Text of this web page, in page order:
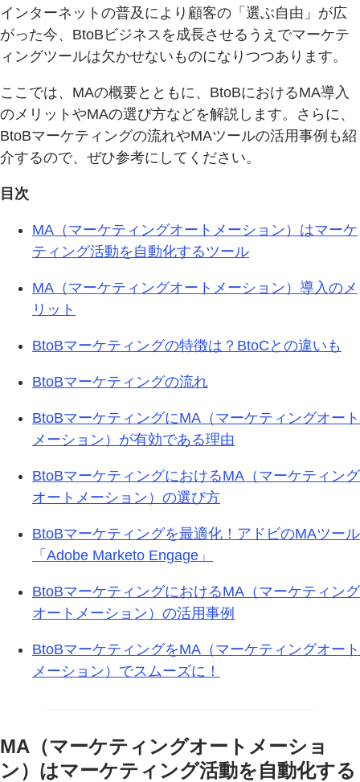
インターネットの普及により顧客の「選ぶ自由」が広
がった今、BtoBビジネスを成長させるうえでマーケテ
ィングツールは欠かせないものになりつつあります。
ここでは、MAの概要とともに、BtoBにおけるMA導入
のメリットやMAの選び方などを解説します。さらに、
BtoBマーケティングの流れやMAツールの活用事例も紹
介するので、ぜひ参考にしてください。
目次
MA（マーケティングオートメーション）はマーケ
ティング活動を自動化するツール
MA（マーケティングオートメーション）導入のメ
リット
BtoBマーケティングの特徴は？BtoCとの違いも
BtoBマーケティングの流れ
BtoBマーケティングにMA（マーケティングオート
メーション）が有効である理由
BtoBマーケティングにおけるMA（マーケティング
オートメーション）の選び方
BtoBマーケティングを最適化！アドビのMAツール
「Adobe Marketo Engage」
BtoBマーケティングにおけるMA（マーケティング
オートメーション）の活用事例
BtoBマーケティングをMA（マーケティングオート
メーション）でスムーズに！
MA（マーケティングオートメーショ
ン）はマーケティング活動を自動化する